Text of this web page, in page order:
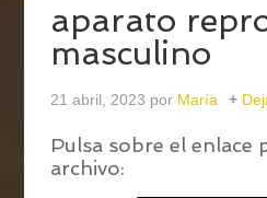
aparato
masculino
21 abril, 2023 por María
Pulsa sobre el enlace
archivo: